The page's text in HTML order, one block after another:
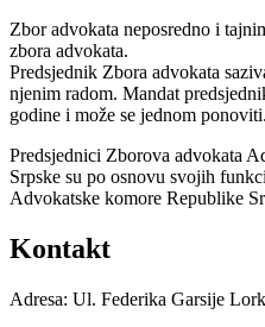
Zbor advokata neposredno i
zbora advokata.
Predsjednik Zbora advokata
njenim radom. Mandat
godine i može se jednom ponoviti.
Predsjednici Zborova advokata
Srpske su po osnovu svojih
Advokatske komore Republike
Kontakt
Adresa: Ul. Federika Garsije